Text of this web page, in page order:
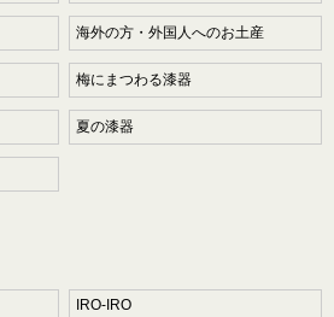
海外の方・外国人へのお土産
梅にまつわる漆器
夏の漆器
IRO-IRO